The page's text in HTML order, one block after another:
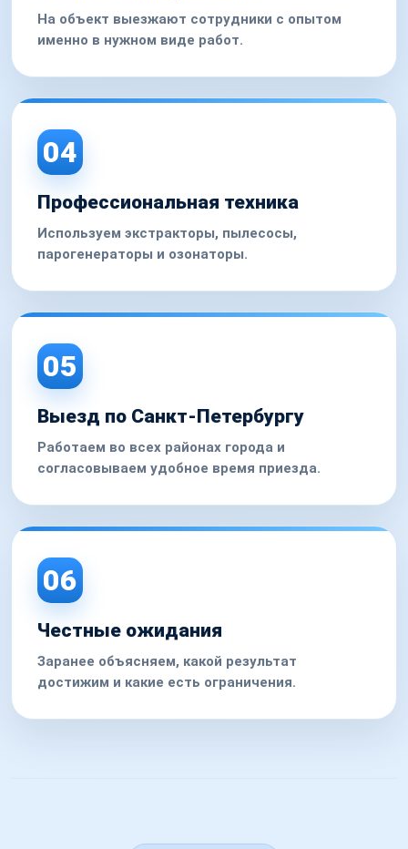
На объект выезжают сотрудники с опытом
именно в нужном виде работ.
04
Профессиональная техника
Используем экстракторы, пылесосы,
парогенераторы и озонаторы.
05
Выезд по Санкт-Петербургу
Работаем во всех районах города и
согласовываем удобное время приезда.
06
Честные ожидания
Заранее объясняем, какой результат
достижим и какие есть ограничения.